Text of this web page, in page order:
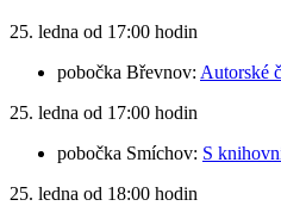
25. ledna od 17:00 hodin
pobočka Břevnov: Autorské
25. ledna od 17:00 hodin
pobočka Smíchov: S
25. ledna od 18:00 hodin